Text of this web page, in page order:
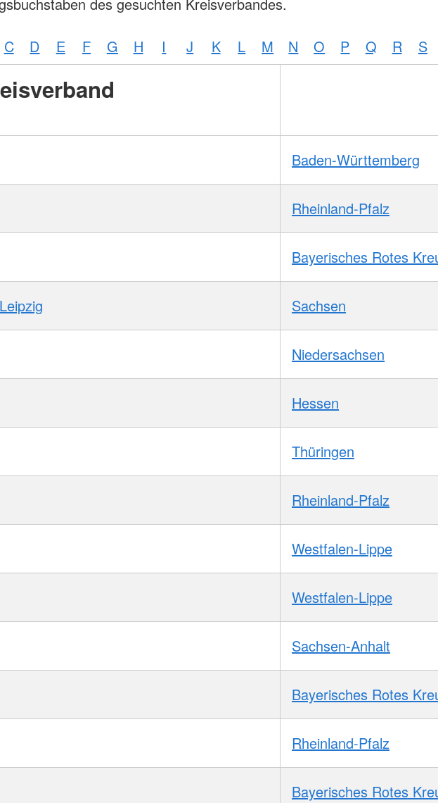
C D E F G H I J K L M N O P Q R S
Baden-Württemberg
Rheinland-Pfalz
Bayerisches Rotes
Sachsen
Niedersachsen
Hessen
Thüringen
Rheinland-Pfalz
Westfalen-Lippe
Westfalen-Lippe
Sachsen-Anhalt
Bayerisches Rotes
Rheinland-Pfalz
Bayerisches Rotes